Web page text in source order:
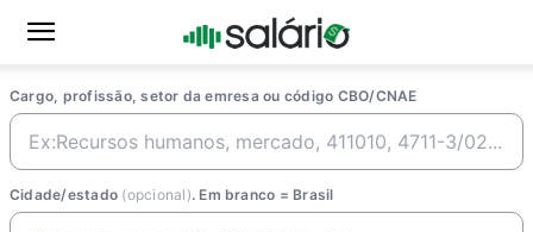
Cargo, profissão, setor da emresa ou código CBO/CNAE
Cidade/estado (opcional). Em branco = Brasil